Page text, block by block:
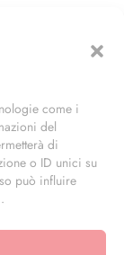
come i
del
di
o ID unici su
può influire